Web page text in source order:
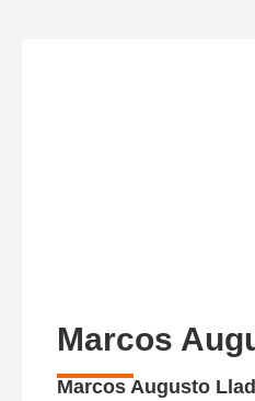
Marcos
Marcos Augusto